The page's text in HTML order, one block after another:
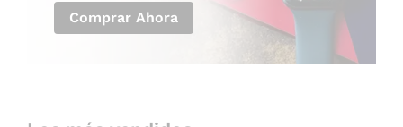
Comprar Ahora